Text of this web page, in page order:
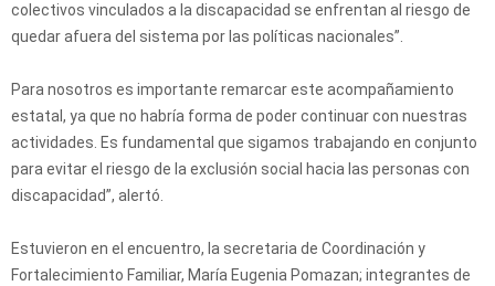
colectivos vinculados a la discapacidad se enfrentan al riesgo de
quedar afuera del sistema por las políticas nacionales”.
Para nosotros es importante remarcar este acompañamiento
estatal, ya que no habría forma de poder continuar con nuestras
actividades. Es fundamental que sigamos trabajando en conjunto
para evitar el riesgo de la exclusión social hacia las personas con
discapacidad”, alertó.
Estuvieron en el encuentro, la secretaria de Coordinación y
Fortalecimiento Familiar, María Eugenia Pomazan; integrantes de